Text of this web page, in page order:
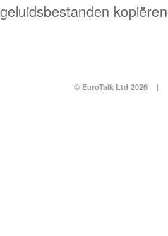
© EuroTalk Ltd 2026 |